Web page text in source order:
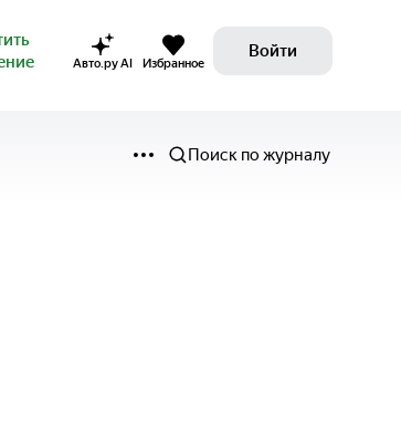
Авто.ру AI Избранное
Войти
Поиск по журналу